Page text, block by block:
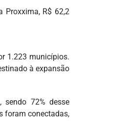
Proxxima, R$ 62,2
1.223 municípios.
à expansão
72% desse
foram conectadas,